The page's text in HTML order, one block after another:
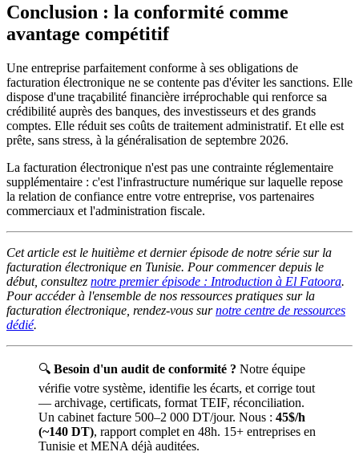
Conclusion : la conformité comme
avantage compétitif
Une entreprise parfaitement conforme à ses obligations de
facturation électronique ne se contente pas d'éviter les sanctions. Elle
dispose d'une traçabilité financière irréprochable qui renforce sa
crédibilité auprès des banques, des investisseurs et des grands
comptes. Elle réduit ses coûts de traitement administratif. Et elle est
prête, sans stress, à la généralisation de septembre 2026.
La facturation électronique n'est pas une contrainte réglementaire
supplémentaire : c'est l'infrastructure numérique sur laquelle repose
la relation de confiance entre votre entreprise, vos partenaires
commerciaux et l'administration fiscale.
Cet article est le huitième et dernier épisode de notre série sur la
facturation électronique en Tunisie. Pour commencer depuis le
début, consultez notre premier épisode : Introduction à El Fatoora.
Pour accéder à l'ensemble de nos ressources pratiques sur la
facturation électronique, rendez-vous surnotre centre de ressources
dédié.
🔍 Besoin d'un audit de conformité ? Notre équipe
vérifie votre système, identifie les écarts, et corrige tout
— archivage, certificats, format TEIF, réconciliation.
Un cabinet facture 500–2 000 DT/jour. Nous : 45$/h
(~140 DT), rapport complet en 48h. 15+ entreprises en
Tunisie et MENA déjà auditées.